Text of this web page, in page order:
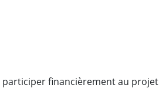
participer financièrement au projet